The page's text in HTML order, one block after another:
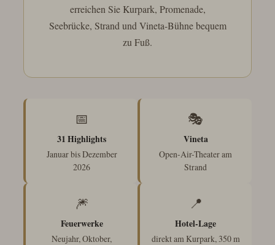
erreichen Sie Kurpark, Promenade,
Seebrücke, Strand und Vineta-Bühne bequem
zu Fuß.
📅
31 Highlights
Januar bis Dezember
2026
🎭
Vineta
Open-Air-Theater am
Strand
🎆
Feuerwerke
Neujahr, Oktober,
📍
Hotel-Lage
direkt am Kurpark, 350 m